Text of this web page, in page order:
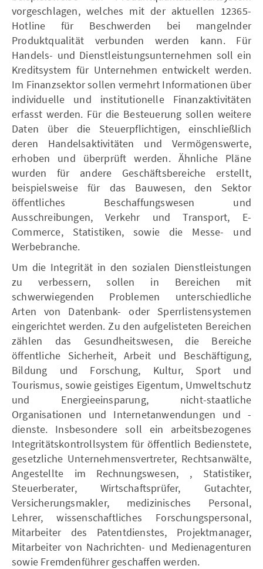
vorgeschlagen, welches mit der aktuellen 12365-
Hotline für Beschwerden bei mangelnder
Produktqualität verbunden werden kann. Für
Handels- und Dienstleistungsunternehmen soll ein
Kreditsystem für Unternehmen entwickelt werden.
Im Finanzsektor sollen vermehrt Informationen über
individuelle und institutionelle Finanzaktivitäten
erfasst werden. Für die Besteuerung sollen weitere
Daten über die Steuerpflichtigen, einschließlich
deren Handelsaktivitäten und Vermögenswerte,
erhoben und überprüft werden. Ähnliche Pläne
wurden für andere Geschäftsbereiche erstellt,
beispielsweise für das Bauwesen, den Sektor
öffentliches Beschaffungswesen und
Ausschreibungen, Verkehr und Transport, E-
Commerce, Statistiken, sowie die Messe- und
Werbebranche.
Um die Integrität in den sozialen Dienstleistungen
zu verbessern, sollen in Bereichen mit
schwerwiegenden Problemen unterschiedliche
Arten von Datenbank- oder Sperrlistensystemen
eingerichtet werden. Zu den aufgelisteten Bereichen
zählen das Gesundheitswesen, die Bereiche
öffentliche Sicherheit, Arbeit und Beschäftigung,
Bildung und Forschung, Kultur, Sport und
Tourismus, sowie geistiges Eigentum, Umweltschutz
und Energieeinsparung, nicht-staatliche
Organisationen und Internetanwendungen und -
dienste. Insbesondere soll ein arbeitsbezogenes
Integritätskontrollsystem für öffentlich Bedienstete,
gesetzliche Unternehmensvertreter, Rechtsanwälte,
Angestellte im Rechnungswesen, , Statistiker,
Steuerberater, Wirtschaftsprüfer, Gutachter,
Versicherungsmakler, medizinisches Personal,
Lehrer, wissenschaftliches Forschungspersonal,
Mitarbeiter des Patentdienstes, Projektmanager,
Mitarbeiter von Nachrichten- und Medienagenturen
sowie Fremdenführer geschaffen werden.